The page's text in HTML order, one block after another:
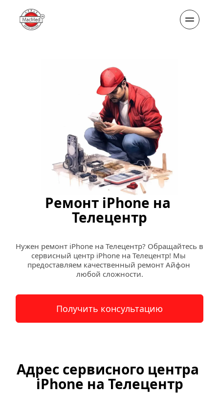
Ремонт iPhone на
Телецентр
Нужен ремонт iPhone на Телецентр? Обращайтесь в
сервисный центр iPhone на Телецентр! Мы
предоставляем качественный ремонт Айфон
любой сложности.
Получить консультацию
Адрес сервисного центра
iPhone на Телецентр